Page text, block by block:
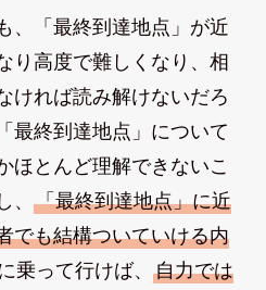
、「最終到達地点」が近
り高度で難しくなり、相
ければ読み解けないだろ
最終到達地点」について
ほとんど理解できないこ
、 「最終到達地点」に近
でも結構ついていける内
乗って行けば、 自力では